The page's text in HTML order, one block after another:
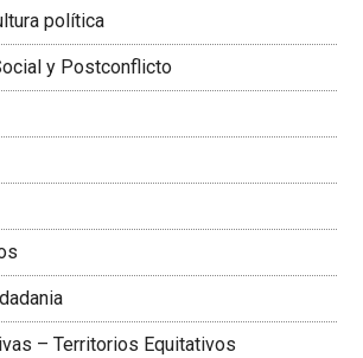
política
y Postconflicto
– Territorios Equitativos